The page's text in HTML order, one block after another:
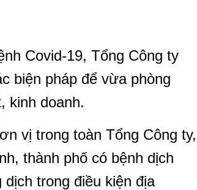
Covid-19, Tổng Công ty
biện pháp để vừa phòng
kinh doanh.
vị trong toàn Tổng Công ty,
thành phố có bệnh dịch
trong điều kiện địa